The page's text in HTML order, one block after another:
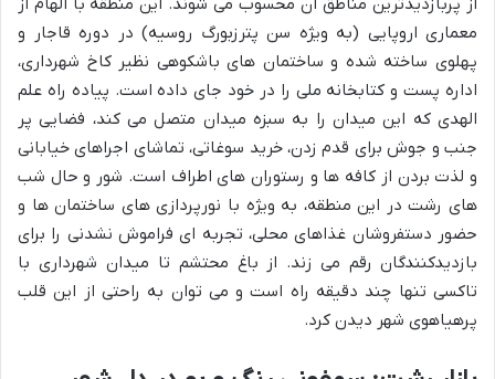
معماری اروپایی (به ویژه سن پترزبورگ روسیه) در دوره قاجار و
پهلوی ساخته شده و ساختمان های باشکوهی نظیر کاخ شهرداری،
اداره پست و کتابخانه ملی را در خود جای داده است. پیاده راه علم
الهدی که این میدان را به سبزه میدان متصل می کند، فضایی پر
جنب و جوش برای قدم زدن، خرید سوغاتی، تماشای اجراهای خیابانی
و لذت بردن از کافه ها و رستوران های اطراف است. شور و حال شب
های رشت در این منطقه، به ویژه با نورپردازی های ساختمان ها و
حضور دستفروشان غذاهای محلی، تجربه ای فراموش نشدنی را برای
بازدیدکنندگان رقم می زند. از باغ محتشم تا میدان شهرداری با
تاکسی تنها چند دقیقه راه است و می توان به راحتی از این قلب
پرهیاهوی شهر دیدن کرد.